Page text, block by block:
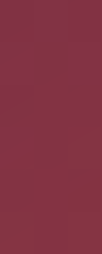
sur le volume
installée d’un paquet
* | sort -rh
supprimés
ou non :
les commandes par le
de paquet snap à l’état
par la suite
snap indiqués en